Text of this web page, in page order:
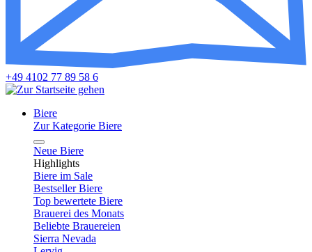
+49 4102 77 89 58 6
Biere
Zur Kategorie Biere
Neue Biere
Highlights
Biere im Sale
Bestseller Biere
Top bewertete Biere
Brauerei des Monats
Beliebte Brauereien
Sierra Nevada